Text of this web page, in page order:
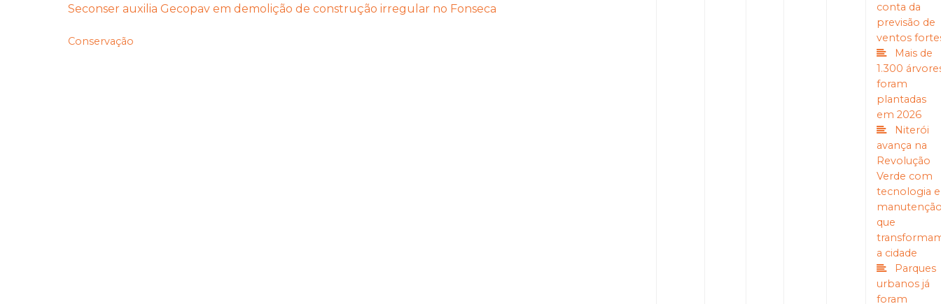
Seconser auxilia Gecopav em demolição de construção irregular no Fonseca
Conservação
conta da
previsão de
ventos
Mais de
1.300
foram
plantadas
em 2026
Niterói
avança na
Revolução
Verde com
tecnologia e
que
a cidade
Parques
urbanos já
foram